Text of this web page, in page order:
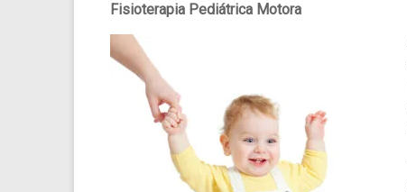
Fisioterapia Pediátrica Motora